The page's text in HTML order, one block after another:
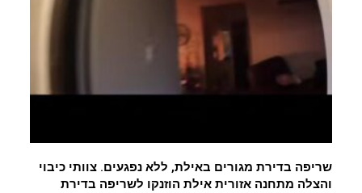
שריפה בדירת מגורים באילת, ללא נפגעים. צוותי כיבוי
והצלה מתחנה אזורית אילת הוזנקו לשריפה בדירת